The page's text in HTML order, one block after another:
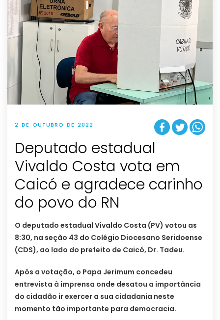
2 DE OUTUBRO DE 2022
Deputado estadual
Vivaldo Costa vota em
Caicó e agradece carinho
do povo do RN
O deputado estadual Vivaldo Costa (PV) votou as
8:30, na seção 43 do Colégio Diocesano Seridoense
(CDS), ao lado do prefeito de Caicó, Dr. Tadeu.
Após a votação, o Papa Jerimum concedeu
entrevista à imprensa onde desatou a importância
do cidadão ir exercer a sua cidadania neste
momento tão importante para democracia.